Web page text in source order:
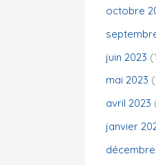
octobre
juin 2023
mai 2023
avril 2023
janvier